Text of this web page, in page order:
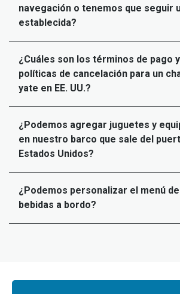
navegación o tenemos que seguir
establecida?
¿Cuáles son los términos de pago
políticas de cancelación para un
yate en EE. UU.?
¿Podemos agregar juguetes y
en nuestro barco que sale del
Estados Unidos?
¿Podemos personalizar el menú
bebidas a bordo?